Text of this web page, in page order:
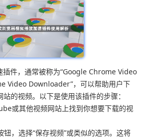
插件，通常被称为“Google Chrome Video
Video Downloader”，可以帮助用户下
的视频。以下是使用该插件的步骤：
或其他视频网站上找到你想要下载的视
，选择“保存视频”或类似的选项。这将